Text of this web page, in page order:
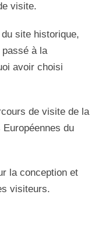
visite.
site historique,
à la
avoir choisi
de visite de la
du
la conception et
visiteurs.